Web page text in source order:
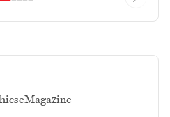
eMagazine